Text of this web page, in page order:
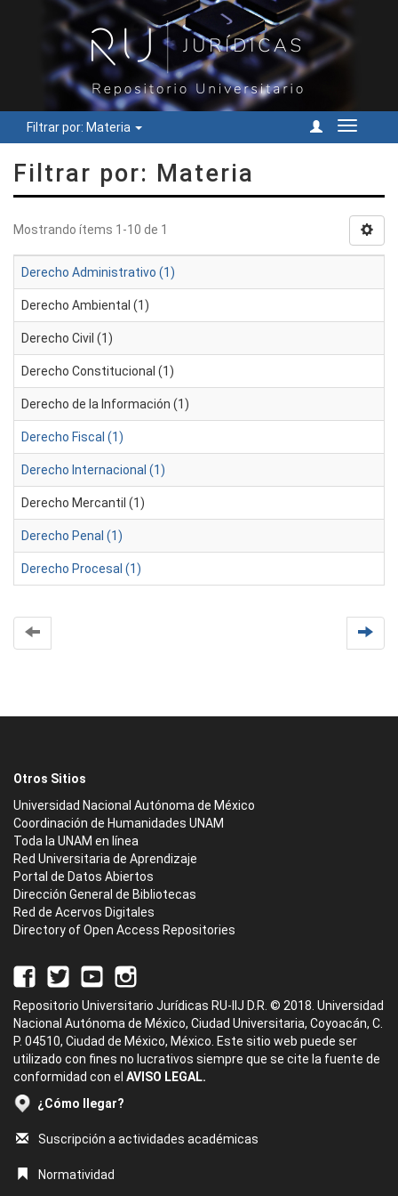
Filtrar por: Materia
Cambiar
Filtrar por: Materia
Mostrando ítems 1-10 de 1
Derecho Administrativo (1)
Derecho Ambiental (1)
Derecho Civil (1)
Derecho Constitucional (1)
Derecho de la Información (1)
Derecho Fiscal (1)
Derecho Internacional (1)
Derecho Mercantil (1)
Derecho Penal (1)
Derecho Procesal (1)
Otros Sitios
Universidad Nacional Autónoma de México
Coordinación de Humanidades UNAM
Toda la UNAM en línea
Red Universitaria de Aprendizaje
Portal de Datos Abiertos
Dirección General de Bibliotecas
Red de Acervos Digitales
Directory of Open Access Repositories
Repositorio Universitario Jurídicas RU-IIJ D.R. © 2018. Universidad
Nacional Autónoma de México, Ciudad Universitaria, Coyoacán, C.
P. 04510, Ciudad de México, México. Este sitio web puede ser
utilizado con fines no lucrativos siempre que se cite la fuente de
conformidad con el AVISO LEGAL.
¿Cómo llegar?
Suscripción a actividades académicas
Normatividad